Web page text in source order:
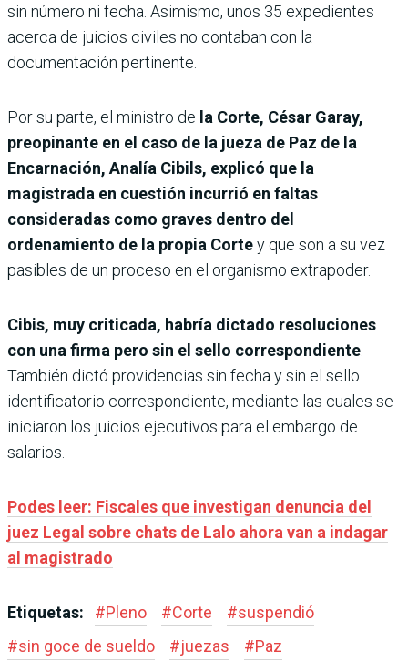
sin número ni fecha. Asimismo, unos 35 expedientes
acerca de juicios civiles no contaban con la
documentación pertinente.
Por su parte, el ministro de la Corte, César Garay,
preopinante en el caso de la jueza de Paz de la
Encarnación, Analía Cibils, explicó que la
magistrada en cuestión incurrió en faltas
consideradas como graves dentro del
ordenamiento de la propia Cortey que son a su vez
pasibles de un proceso en el organismo extrapoder.
Cibis, muy criticada, habría dictado resoluciones
con una firma pero sin el sello correspondiente
También dictó providencias sin fecha y sin el sello
identificatorio correspondiente, mediante las cuales se
iniciaron los juicios ejecutivos para el embargo de
salarios.
Podes leer: Fiscales que investigan denuncia del
juez Legal sobre chats de Lalo ahora van a indagar
al magistrado
Etiquetas: #Pleno #Corte #suspendió
#sin goce de sueldo #juezas #Paz